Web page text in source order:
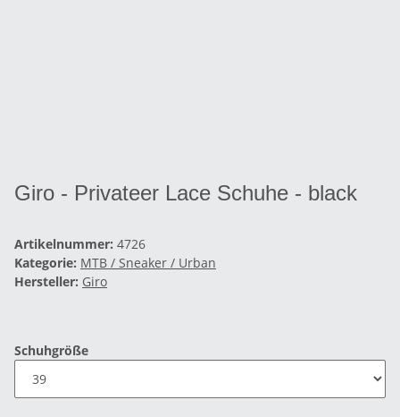
Giro - Privateer Lace Schuhe - black
Artikelnummer: 4726
Kategorie: MTB / Sneaker / Urban
Hersteller: Giro
Schuhgröße